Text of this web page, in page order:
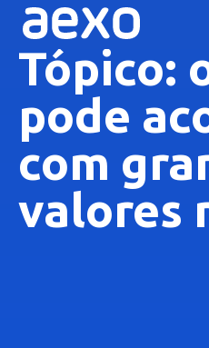
Tópico:
pode
com
valores